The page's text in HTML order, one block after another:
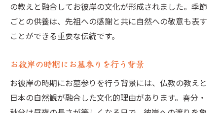
の教えと融合してお彼岸の文化が形成されました。季節
ごとの供養は、先祖への感謝と共に自然への敬意も表す
ことができる重要な伝統です。
お彼岸の時期にお墓参りを行う背景
お彼岸の時期にお墓参りを行う背景には、仏教の教えと
日本の自然観が融合した文化的理由があります。春分・